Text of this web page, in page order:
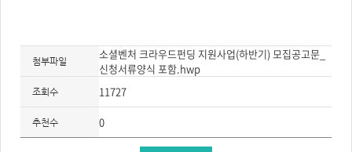
첨부파일
소셜벤처 크라우드펀딩 지원사업(하반기) 모집공고문_
신청서류양식 포함.hwp
조회수 11727
추천수 0